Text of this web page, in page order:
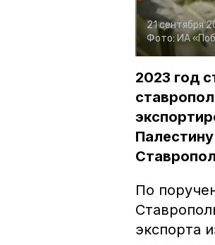
21 сентября
Фото: ИА
2023 год
По
экспорта